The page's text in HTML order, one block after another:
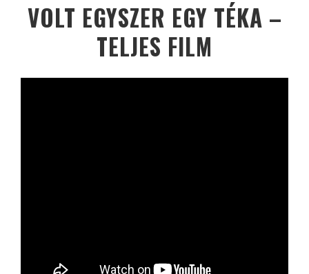
VOLT EGYSZER EGY TÉKA –
TELJES FILM